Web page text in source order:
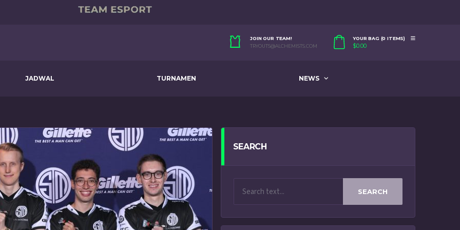
JOIN OUR TEAM!
TRYOUTS@ALCHEMISTS.COM
YOUR BAG (0 ITEMS)
$0.00
JADWAL TURNAMEN NEWS
SEARCH
SEARCH